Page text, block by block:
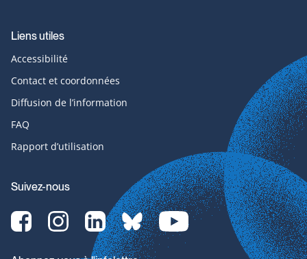
Liens utiles
Accessibilité
Contact et coordonnées
Diffusion de l’information
FAQ
Rapport d’utilisation
Suivez-nous
Facebook-
svg
Instagram-
svg
LinkedIn-
svg
bluesky-
svg
YouTube-
svg